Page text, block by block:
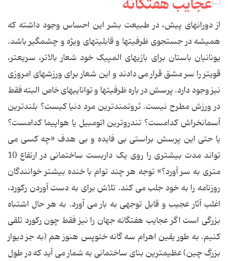
از دورانهای پیش، در طبیعت بشر این احساس وجود داشته که
همیشه در جستجوی ظرفیتها و قابلیتهای ویژه و چشمگیر باشد.
یونانیان باستان برای بازیهای المپیک خود شعار بالاتر، سریعتر،
قویتر را سر مشق قرار می دادند و این شعار برای ورزشهای امروزی
نیز وجود دارد. پرسش در باره ظرفیتها و تواناییهای خاص البته فقط
در ورزش مطرح نیست. ثروتمندترین مرد دنیا کیست؟ بلندترین
آسمانخراش کدامست؟ تندروترین اتومبیل یا هواپیما کدامست؟
یا حتی این پرسش براستی بی فایده و بی هدف «چه کسی می
تواند مدت بیشتری را روی یک داربست ساختمانی در ارتفاع 10
متری به سر آورد؟» توجه هر چند توام با خنده بیشتر خوانندگان
روزنامه را به خود جلب می کند. تلاش برای به دست آوردن رکورد،
اغلب آثار عجیب و قابل توجهی به بار می آورد. به هر حال اشتباه
بزرگی است اگر عجایب هفتگانه جهان را نیز فقط چون رکورد تلقی
کنیم. به طور یقین اهرام سه گانه خئوپس هنوز هم (به جز دیوار
بزرگ چین) عظیمترین بنای ساختمانی به شمار می آید که در طول